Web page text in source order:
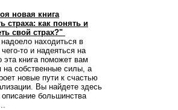
новая книга
страха: как понять и
свой страх?"
находиться в
то и надеяться на
эта книга поможет вам
на собственные силы, а
новые пути к счастью
Вы найдете здесь
описание большинства